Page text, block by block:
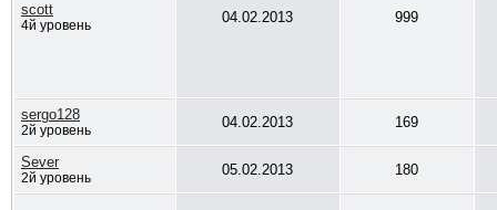
scott
4й уровень 04.02.2013 999
sergo128
2й уровень 04.02.2013 169
Sever
2й уровень 05.02.2013 180